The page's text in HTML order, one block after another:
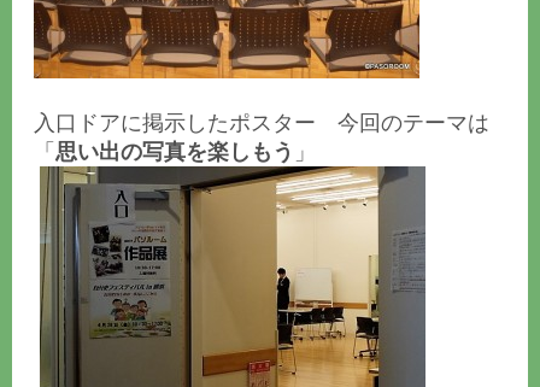
入口ドアに掲示したポスター 今回のテーマは
「 思い出の写真を楽しもう 」